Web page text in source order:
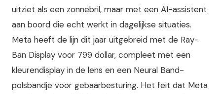
uitziet als een zonnebril, maar met een AI-assistent
aan boord die echt werkt in dagelijkse situaties.
Meta heeft de lijn dit jaar uitgebreid met de Ray-
Ban Display voor 799 dollar, compleet met een
kleurendisplay in de lens en een Neural Band-
polsbandje voor gebaarbesturing. Het feit dat Meta